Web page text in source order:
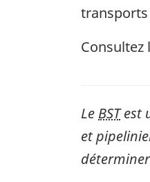
transports
Consultez
Le BSTest
et